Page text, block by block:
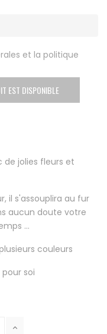
et la politique
EST DISPONIBLE
de jolies fleurs et
il s'assouplira au fur
aucun doute votre
...
couleurs
soi